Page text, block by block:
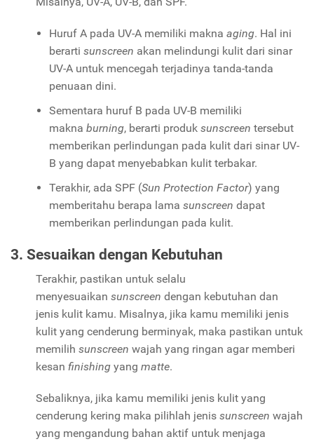
Huruf A pada UV-A memiliki makna aging. Hal ini
berarti sunscreen akan melindungi kulit dari sinar
UV-A untuk mencegah terjadinya tanda-tanda
penuaan dini.
Sementara huruf B pada UV-B memiliki
makna burning, berarti produk sunscreen tersebut
memberikan perlindungan pada kulit dari sinar UV-
B yang dapat menyebabkan kulit terbakar.
Terakhir, ada SPF (Sun Protection Factor) yang
memberitahu berapa lama sunscreen dapat
memberikan perlindungan pada kulit.
3. Sesuaikan dengan Kebutuhan
Terakhir, pastikan untuk selalu
menyesuaikan sunscreen dengan kebutuhan dan
jenis kulit kamu. Misalnya, jika kamu memiliki jenis
kulit yang cenderung berminyak, maka pastikan untuk
memilih sunscreen wajah yang ringan agar memberi
kesan finishing yang matte.
Sebaliknya, jika kamu memiliki jenis kulit yang
cenderung kering maka pilihlah jenis sunscreen wajah
yang mengandung bahan aktif untuk menjaga